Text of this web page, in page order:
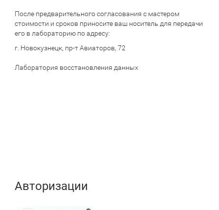
После предварительного согласования с мастером
стоимости и сроков приносите ваш носитель для передачи
его в лабораторию по адресу:
г. Новокузнецк, пр-т Авиаторов, 72
Лаборатория восстановления данных
Авторизации